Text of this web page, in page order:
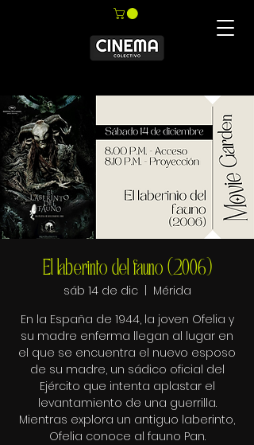
El laberinto del fauno (2006)
sáb 14 de dic
  |
Mérida
En la España de 1944, la joven Ofelia y
su madre enferma llegan al lugar en
el que se encuentra el nuevo esposo
de su madre, un sádico oficial del
Ejército que intenta aplastar el
levantamiento de una guerrilla.
Mientras explora un antiguo laberinto,
Ofelia conoce al fauno Pan.